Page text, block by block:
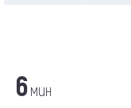
6мин